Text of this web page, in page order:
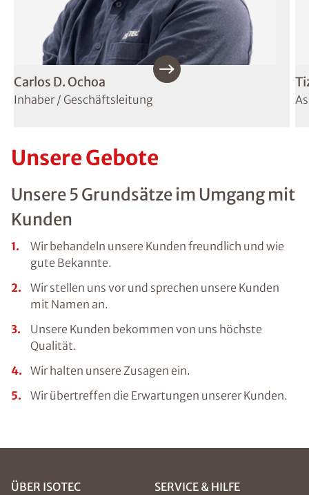
Carlos D. Ochoa
Inhaber / Geschäftsleitung
Unsere Gebote
Unsere 5 Grundsätze im Umgang mit
Kunden
Wir behandeln unsere Kunden freundlich und wie
gute Bekannte.
Wir stellen uns vor und sprechen unsere Kunden
mit Namen an.
Unsere Kunden bekommen von uns höchste
Qualität.
Wir halten unsere Zusagen ein.
Wir übertreffen die Erwartungen unserer Kunden.
ÜBER ISOTEC SERVICE & HILFE